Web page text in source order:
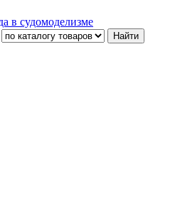
в судомоделизме
Найти